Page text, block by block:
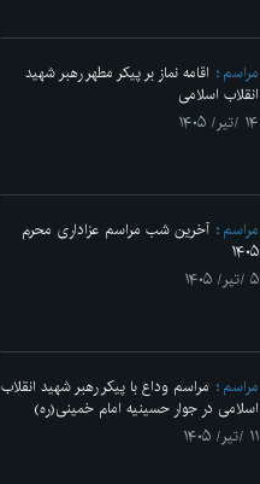
مراسم
اقامه نماز بر پیکر مطهر رهبر شهید
انقلاب اسلامی
۱۴ /تیر/ ۱۴۰۵
مراسم
آخرین شب مراسم عزاداری محرم
۱۴۰۵
۵ /تیر/ ۱۴۰۵
مراسم
مراسم وداع با پیکر رهبر شهید انقلاب
اسلامی در جوار حسینیه امام خمینی(ره)
۱۱ /تیر/ ۱۴۰۵